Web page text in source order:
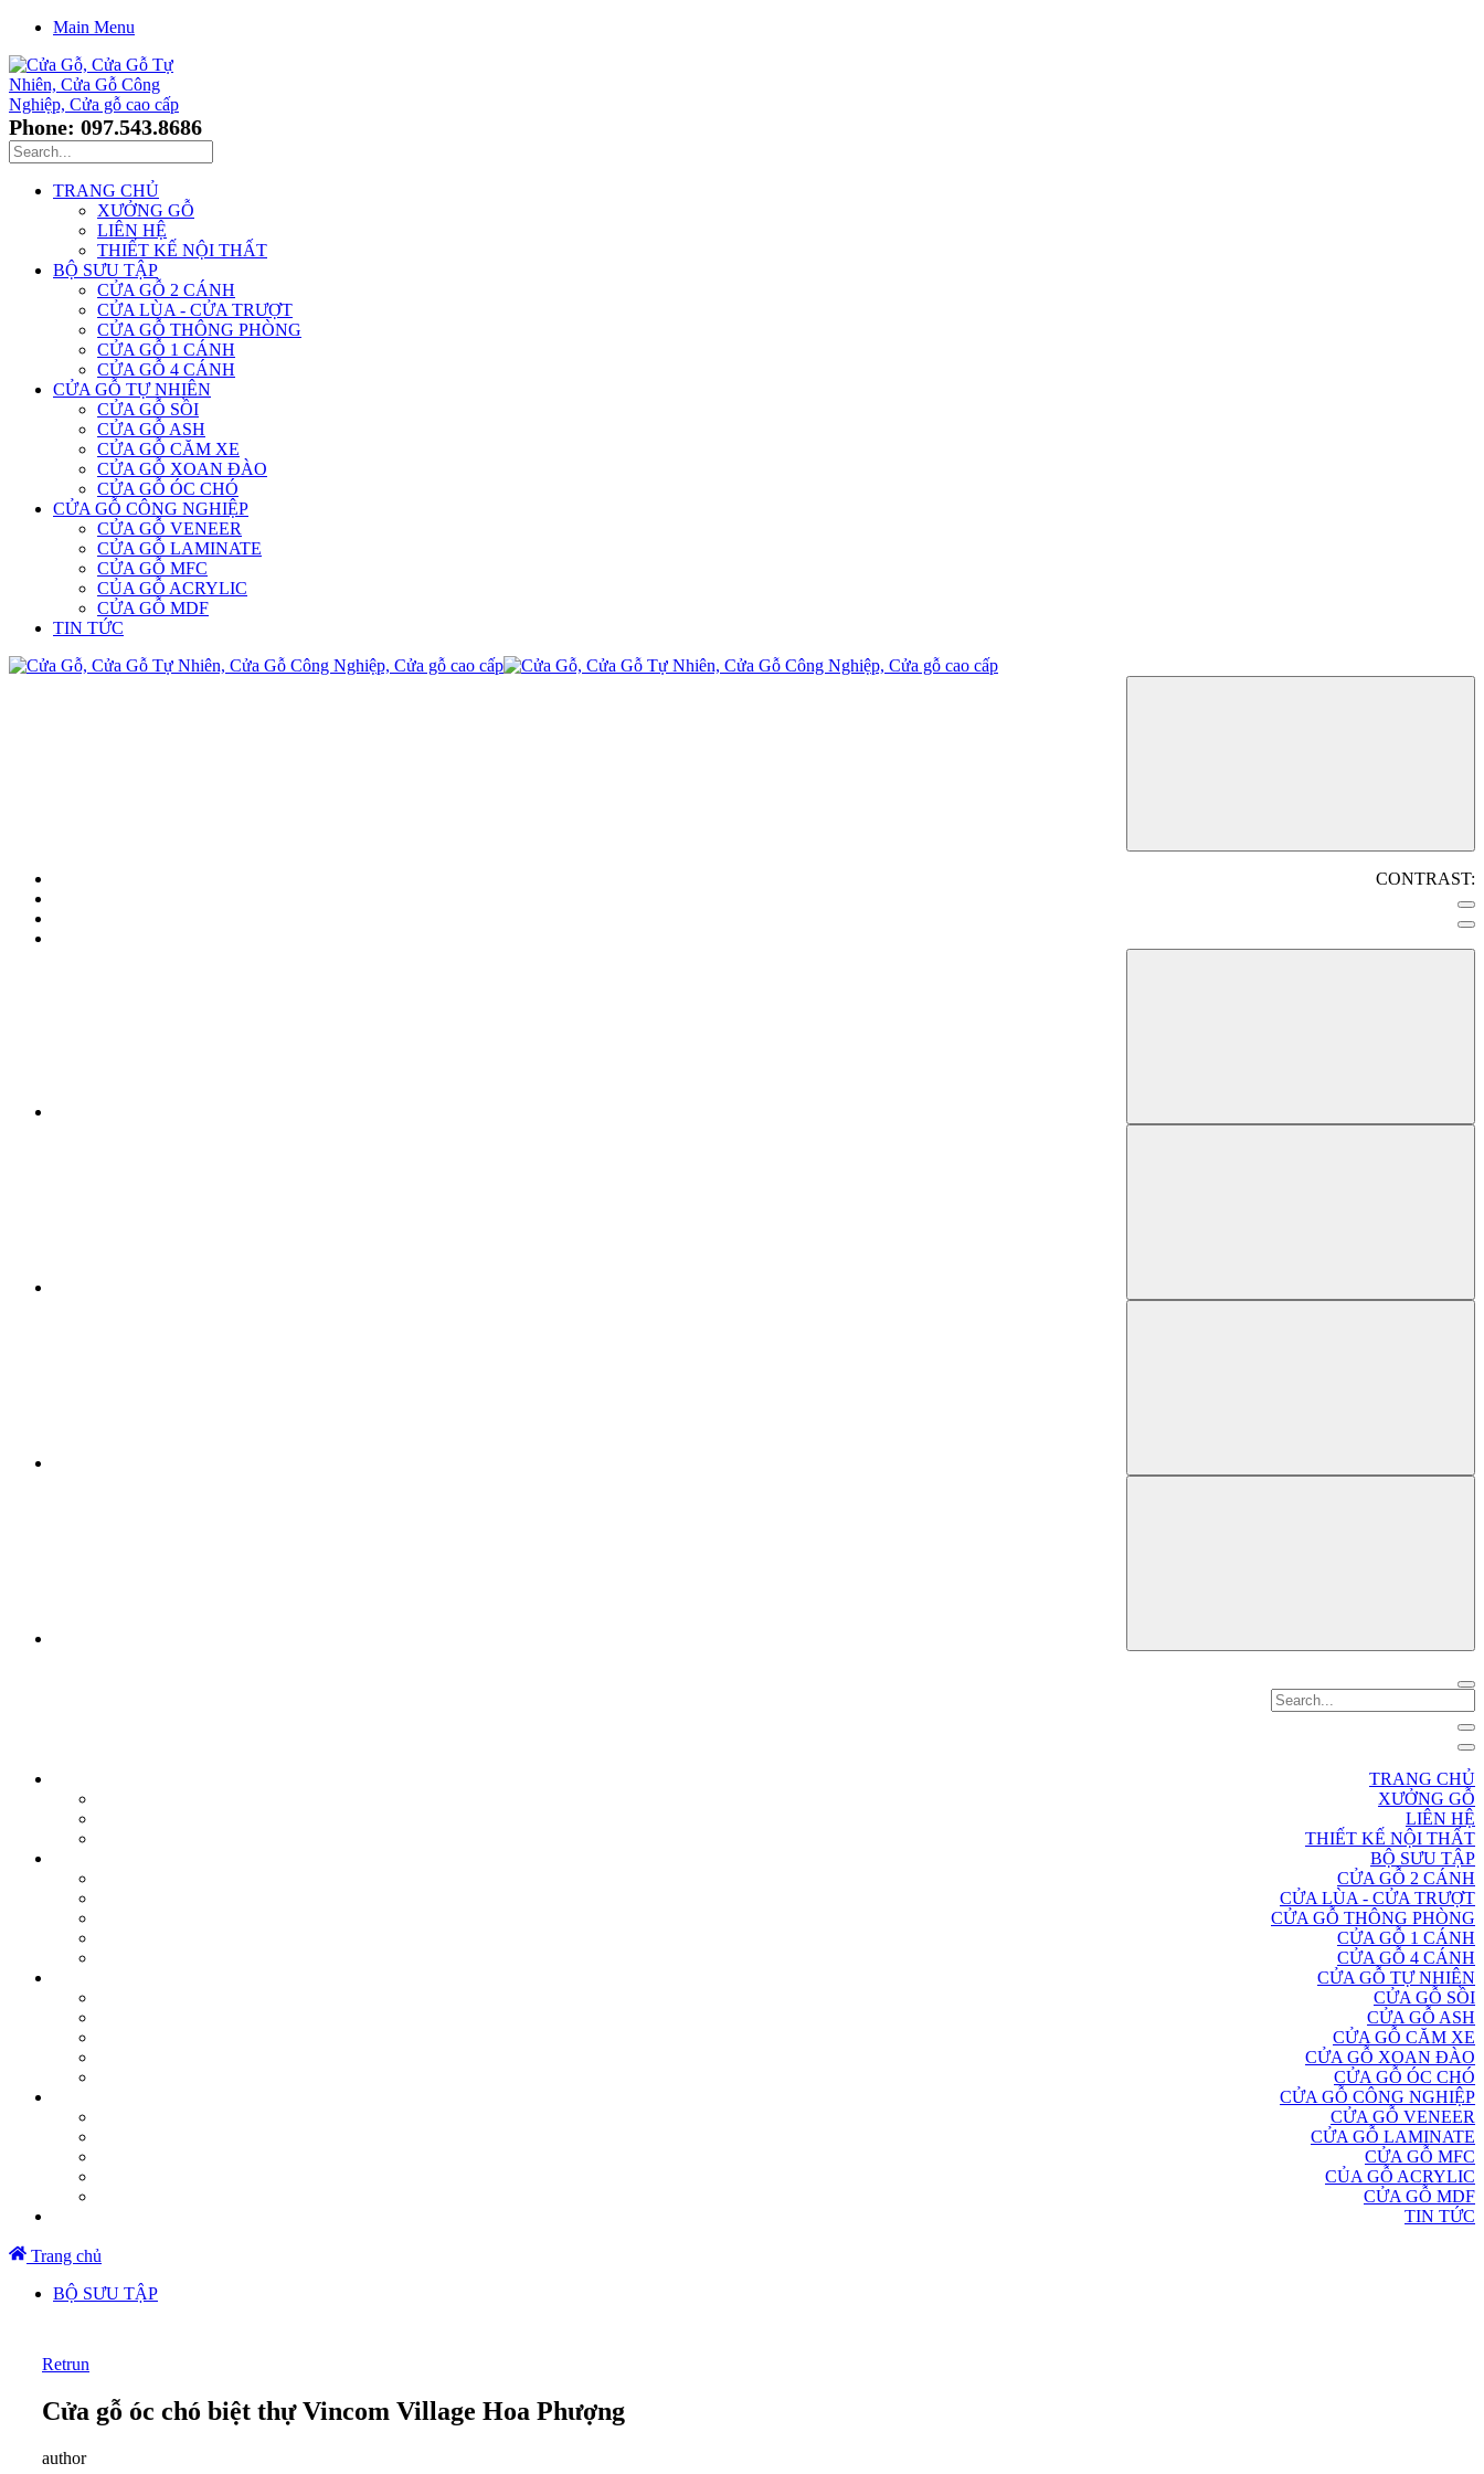
Main Menu
Phone: 097.543.8686
TRANG CHỦ
XƯỞNG GỖ
LIÊN HỆ
THIẾT KẾ NỘI THẤT
BỘ SƯU TẬP
CỬA GỖ 2 CÁNH
CỬA LÙA - CỬA TRƯỢT
CỬA GỖ THÔNG PHÒNG
CỬA GỖ 1 CÁNH
CỬA GỖ 4 CÁNH
CỬA GỖ TỰ NHIÊN
CỬA GỖ SỒI
CỬA GỖ ASH
CỬA GỖ CĂM XE
CỬA GỖ XOAN ĐÀO
CỬA GỖ ÓC CHÓ
CỬA GỖ CÔNG NGHIỆP
CỬA GỖ VENEER
CỬA GỖ LAMINATE
CỬA GỖ MFC
CỦA GỖ ACRYLIC
CỬA GỖ MDF
TIN TỨC
CONTRAST:
TRANG CHỦ
XƯỞNG GỖ
LIÊN HỆ
THIẾT KẾ NỘI THẤT
BỘ SƯU TẬP
CỬA GỖ 2 CÁNH
CỬA LÙA - CỬA TRƯỢT
CỬA GỖ THÔNG PHÒNG
CỬA GỖ 1 CÁNH
CỬA GỖ 4 CÁNH
CỬA GỖ TỰ NHIÊN
CỬA GỖ SỒI
CỬA GỖ ASH
CỬA GỖ CĂM XE
CỬA GỖ XOAN ĐÀO
CỬA GỖ ÓC CHÓ
CỬA GỖ CÔNG NGHIỆP
CỬA GỖ VENEER
CỬA GỖ LAMINATE
CỬA GỖ MFC
CỦA GỖ ACRYLIC
CỬA GỖ MDF
TIN TỨC
Trang chủ
BỘ SƯU TẬP
Retrun
Cửa gỗ óc chó biệt thự Vincom Village Hoa Phượng
author